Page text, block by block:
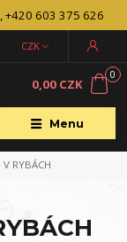
+420 603 375 626
Menu
CZK
0
0,00 CZK
RYBÁCH